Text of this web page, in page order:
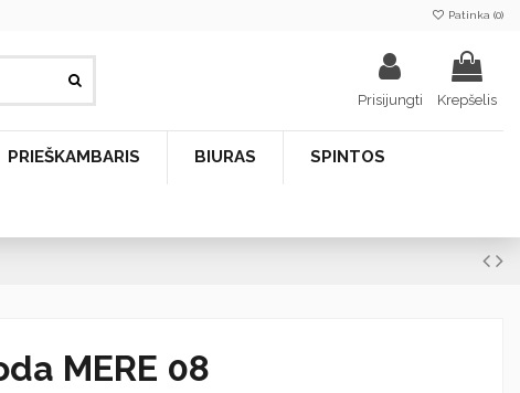
Patinka (0)
Prisijungti Krepšelis
PRIEŠKAMBARIS BIURAS SPINTOS
MERE 08